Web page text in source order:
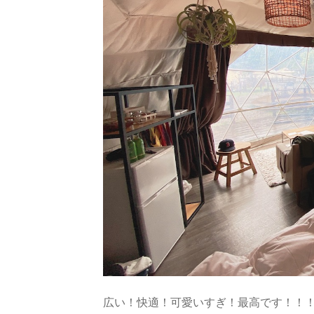
広い！快適！可愛いすぎ！最高です！！